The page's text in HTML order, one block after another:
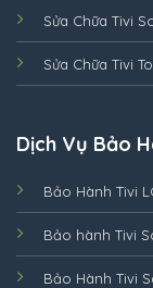
Sửa Chữa Tivi
Sửa Chữa Tivi
Dịch Vụ Bảo
Bảo Hành Tivi
Bảo hành Tivi
Bảo Hành Tivi